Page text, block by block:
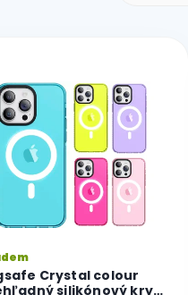
Crystal colour
silikónový kryt